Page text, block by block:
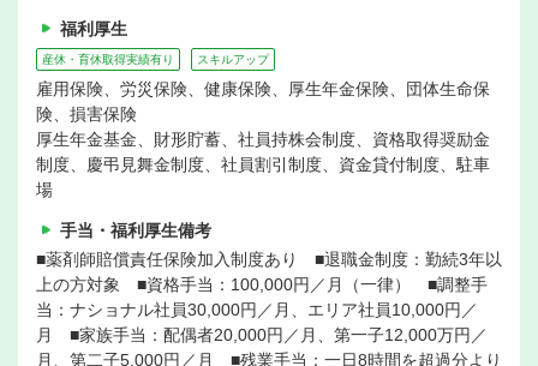
福利厚生
産休・育休取得実績有り スキルアップ
雇用保険、労災保険、健康保険、厚生年金保険、団体生命保
険、損害保険
厚生年金基金、財形貯蓄、社員持株会制度、資格取得奨励金
制度、慶弔見舞金制度、社員割引制度、資金貸付制度、駐車
場
手当・福利厚生備考
■薬剤師賠償責任保険加入制度あり ■退職金制度：勤続3年以
上の方対象 ■資格手当：100,000円／月（一律） ■調整手
当：ナショナル社員30,000円／月、エリア社員10,000円／
月 ■家族手当：配偶者20,000円／月、第一子12,000万円／
月、第二子5,000円／月 ■残業手当：一日8時間を超過分より